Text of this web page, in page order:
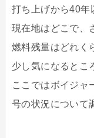
打ち上げから40年
現在地はどこで、
燃料残量はどれく
少し気になるとこ
ここではボイジャ
号の状況について